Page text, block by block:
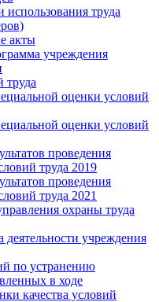
труда
акты
учреждения
труда
оценки условий
оценки условий
проведения
труда 2019
проведения
труда 2021
охраны труда
деятельности учреждения
по устранению
в ходе
качества условий